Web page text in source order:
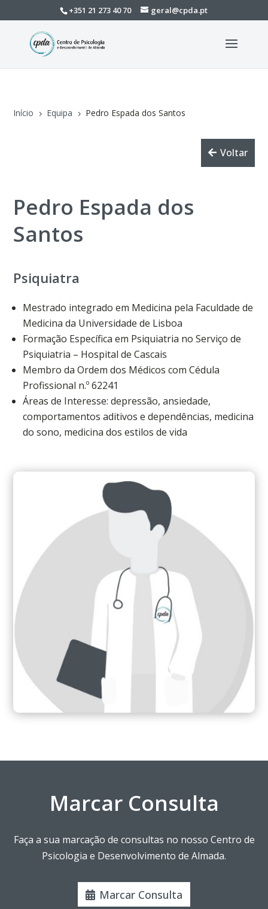
+351 21 273 40 70 geral@cpda.pt
Início 5 Equipa 5 Pedro Espada dos Santos
Voltar
Pedro Espada dos
Santos
Psiquiatra
Mestrado integrado em Medicina pela Faculdade de
Medicina da Universidade de Lisboa
Formação Específica em Psiquiatria no Serviço de
Psiquiatria – Hospital de Cascais
Membro da Ordem dos Médicos com Cédula
Profissional n.º 62241
Áreas de Interesse: depressão, ansiedade,
comportamentos aditivos e dependências, medicina
do sono, medicina dos estilos de vida
Marcar Consulta
Faça a sua marcação de consultas no nosso Centro de
Psicologia e Desenvolvimento de Almada.
Marcar Consulta